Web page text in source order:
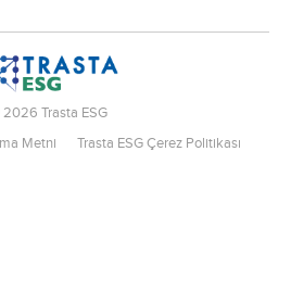
Trasta ESG
Metni Trasta ESG Çerez Politikası